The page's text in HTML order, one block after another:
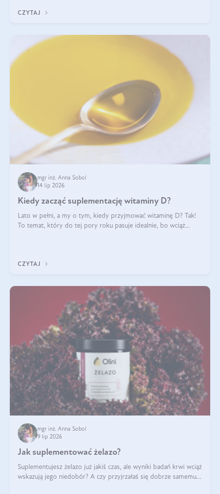
CZYTAJ
mgr inż. Anna Sobol
14 lip 2026
Kiedy zacząć suplementację witaminy D?
Lato w pełni, a my o tym, kiedy przyjmować witaminę D? Tak!
To temat, który do tej pory roku pasuje idealnie, bo wciąż
CZYTAJ
mgr inż. Anna Sobol
9 lip 2026
Jak suplementować żelazo?
Suplementujesz żelazo już jakiś czas, ale wyniki badań krwi wciąż
wskazują jego niedobór? A czy przyjrzałaś się dobrze samemu